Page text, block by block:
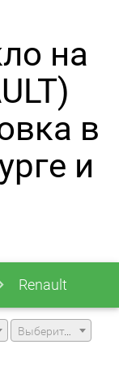
на
в
и
Renault
Выберите модификацию